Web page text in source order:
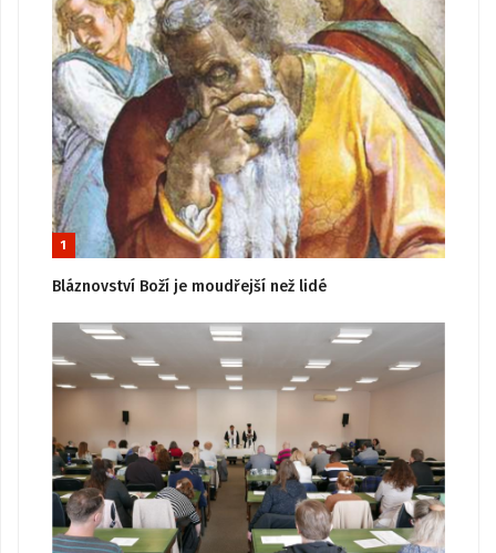
1
Bláznovství Boží je moudřejší než lidé